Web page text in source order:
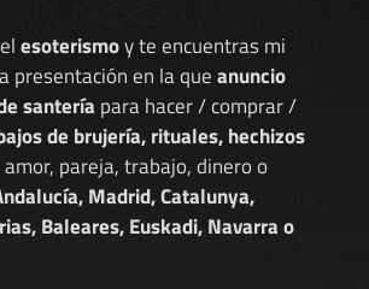
esoterismoy te encuentras mi
presentación en la queanuncio
santería para hacer / comprar /
de brujería, rituales, hechizos
pareja, trabajo, dinero o
Madrid, Catalunya,
Baleares, Euskadi, Navarra o